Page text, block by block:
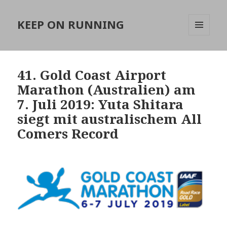
KEEP ON RUNNING
41. Gold Coast Airport
Marathon (Australien) am
7. Juli 2019: Yuta Shitara
siegt mit australischem All
Comers Record